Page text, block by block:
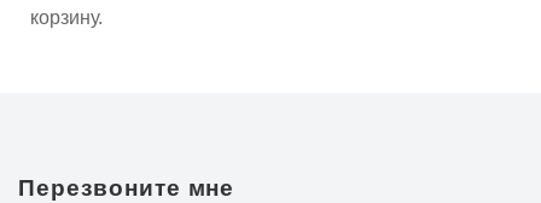
корзину.
Перезвоните мне